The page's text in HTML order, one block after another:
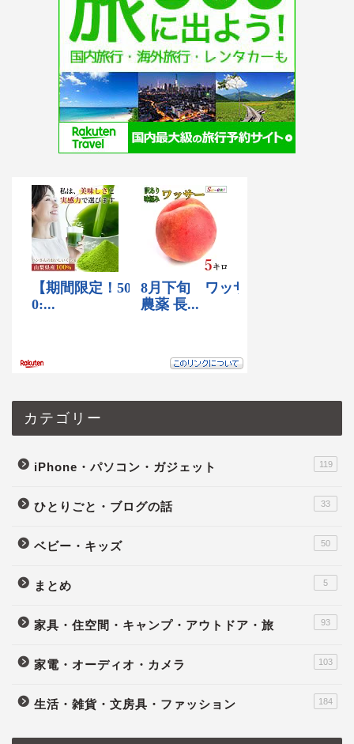
カテゴリー
iPhone・パソコン・ガジェット 119
ひとりごと・ブログの話 33
ベビー・キッズ 50
まとめ 5
家具・住空間・キャンプ・アウトドア・旅 93
家電・オーディオ・カメラ 103
生活・雑貨・文房具・ファッション 184